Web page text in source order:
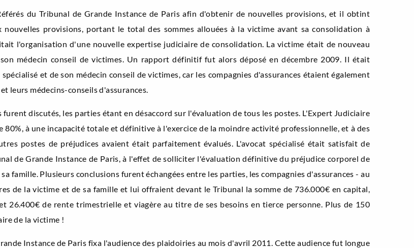
du Tribunal de Grande Instance de Paris afin d'obtenir de nouvelles provisions, et il obtint
provisions, portant le total des sommes allouées à la victime avant sa consolidation à
l'organisation d'une nouvelle expertise judiciaire de consolidation. La victime était de nouveau
médecin conseil de victimes. Un rapport définitif fut alors déposé en décembre 2009. Il était
et de son médecin conseil de victimes, car les compagnies d'assurances étaient également
leurs médecins-conseils d'assurances.
discutés, les parties étant en désaccord sur l'évaluation de tous les postes. L'Expert Judiciaire
à une incapacité totale et définitive à l'exercice de la moindre activité professionnelle, et à des
postes de préjudices avaient était parfaitement évalués. L'avocat spécialisé était satisfait de
de Grande Instance de Paris, à l'effet de solliciter l'évaluation définitive du préjudice corporel de
famille. Plusieurs conclusions furent échangées entre les parties, les compagnies d'assurances - au
de la victime et de sa famille et lui offraient devant le Tribunal la somme de 736.000€ en capital,
26.400€ de rente trimestrielle et viagère au titre de ses besoins en tierce personne. Plus de 150
de la victime !
Instance de Paris fixa l'audience des plaidoiries au mois d'avril 2011. Cette audience fut longue